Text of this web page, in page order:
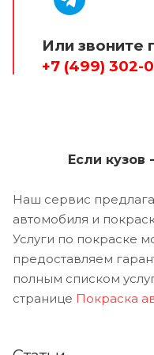
Или звоните
+7 (499) 302-
Если кузов
Наш сервис
автомобиля и
Услуги по покраске
предоставляем
полным списком
странице Покраска